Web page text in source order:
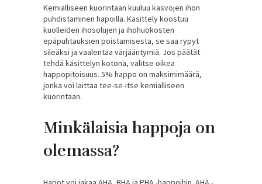
Kemialliseen kuorintaan kuuluu kasvojen ihon
puhdistaminen hapoilla. Käsittely koostuu
kuolleiden ihosolujen ja ihohuokosten
epäpuhtauksien poistamisesta, se saa rypyt
sileäksi ja vaalentaa värjääntymiä. Jos päätät
tehdä käsittelyn kotona, valitse oikea
happopitoisuus. 5% happo on maksimimäärä,
jonka voi laittaa tee-se-itse kemialliseen
kuorintaan.
Minkälaisia happoja on
olemassa?